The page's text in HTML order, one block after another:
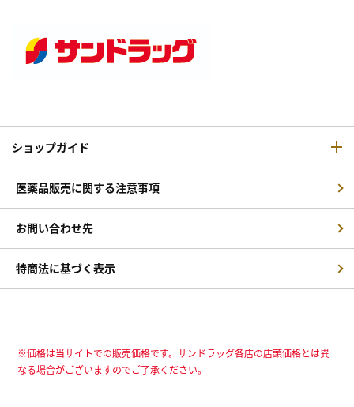
ショップガイド
医薬品販売に関する注意事項
お問い合わせ先
特商法に基づく表示
※価格は当サイトでの販売価格です。サンドラッグ各店の店頭価格とは異
なる場合がございますのでご了承ください。